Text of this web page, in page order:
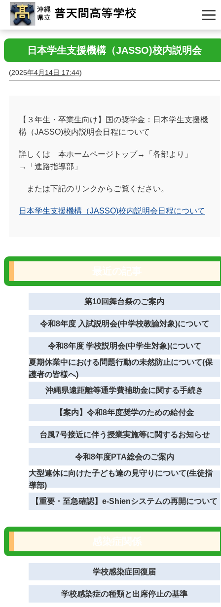
日本学生支援機構（JASSO)校内説明会
(2025年4月14日 17:44)
【３年生・卒業生向け】国の奨学金：日本学生支援機
構（JASSO)校内説明会日程について
詳しくは 本ホームページトップ→「各部より」
→「進路指導部」
または下記のリンクからご覧ください。
日本学生支援機構（JASSO)校内説明会日程について
第10回舞台祭のご案内
令和8年度 入試説明会(中学校教諭対象)について
令和8年度 学校説明会(中学生対象)について
夏期休業中における問題行動の未然防止について(保
護者の皆様へ)
沖縄県遠距離等通学費補助金に関する手続き
【案内】令和8年度奨学のための給付金
台風7号接近に伴う授業実施等に関するお知らせ
令和8年度PTA総会のご案内
大型連休に向けた子ども達の見守りについて(生徒指
導部)
【重要・至急確認】e-Shienシステムの再開について
学校感染症回復届
学校感染症の種類と出席停止の基準